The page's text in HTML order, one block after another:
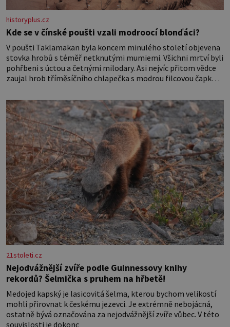
historyplus.cz
Kde se v čínské poušti vzali modroocí blonďáci?
V poušti Taklamakan byla koncem minulého století objevena
stovka hrobů s téměř netknutými mumiemi. Všichni mrtví byli
pohřbeni s úctou a četnými milodary. Asi nejvíc přitom vědce
zaujal hrob tříměsíčního chlapečka s modrou filcovou čapkou,
nesmírně dobře zachovalá, přičítají odborníci zdejším
klimatickým podmínkám. Sucho, prosolené písky a extrémně
21stoleti.cz
Nejodvážnější zvíře podle Guinnessovy knihy
rekordů? Šelmička s pruhem na hřbetě!
Medojed kapský je lasicovitá šelma, kterou bychom velikostí
mohli přirovnat k českému jezevci. Je extrémně nebojácná,
ostatně bývá označována za nejodvážnější zvíře vůbec. V této
souvislosti je dokonc